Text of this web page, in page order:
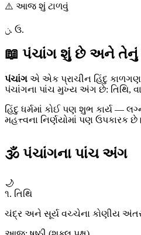
⚠️ આજ શું ટાળવું
ن. ઉ.
📖 પંચાંગ શું છે અને તેનું
પંચાંગ એ એક પ્રાચીન હિંદુ
પંચાંગના પાંચ મુખ્ય અંગ છે: તિથિ,
હિંદુ ધર્મમાં કોઈ પણ શુભ કાર્ય —
મહત્ત્વના નિર્ણયોમાં પણ ઉપકારક છે।
🕉 પંચાંગના પાંચ અંગ
🌙
૧. તિથિ
ચંદ્ર અને સૂર્ય વચ્ચેના કોણીય